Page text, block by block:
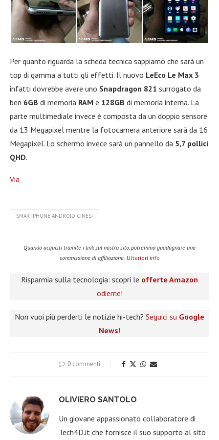
Per quanto riguarda la scheda tecnica sappiamo che sarà un
top di gamma a tutti gli effetti. Il nuovo LeEco Le Max 3
infatti dovrebbe avere uno Snapdragon 821 surrogato da
ben 6GB di memoria RAM e 128GB di memoria interna. La
parte multimediale invece è composta da un doppio sensore
da 13 Megapixel mentre la fotocamera anteriore sarà da 16
Megapixel. Lo schermo invece sarà un pannello da 5,7 pollici
QHD.
Via
SMARTPHONE ANDROID CINESI
Quando acquisti tramite i link sul nostro sito, potremmo guadagnare una
commissione di affiliazione. Ulteriori info
Risparmia sulla tecnologia: scopri le offerte Amazon
odierne!
Non vuoi più perderti le notizie hi-tech? Seguici su Google
News!
0 commenti
OLIVIERO SANTOLO
Un giovane appassionato collaboratore di
Tech4D.it che fornisce il suo supporto al sito